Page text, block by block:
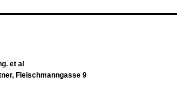
et al
Fleischmanngasse 9